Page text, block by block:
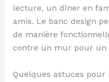
lecture, un dîner en
amis. Le banc design
de manière
contre un mur pour un
Quelques astuces